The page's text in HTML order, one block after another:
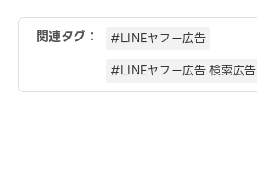
関連タグ：
#LINEヤフー広告
#LINEヤフー広告 検索広告